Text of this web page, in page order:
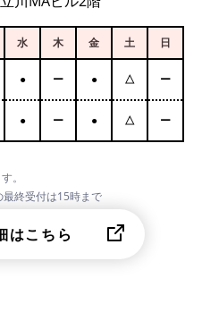
水 木 金 土 日
● ー ● △ ー
● ー ● △ ー
。
終受付は15時まで
はこちら